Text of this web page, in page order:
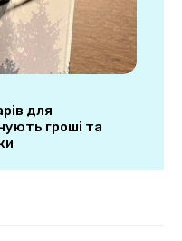
для
гроші та